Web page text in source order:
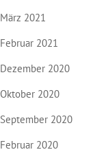
März 2021
Februar 2021
Dezember 2020
Oktober 2020
September 2020
Februar 2020